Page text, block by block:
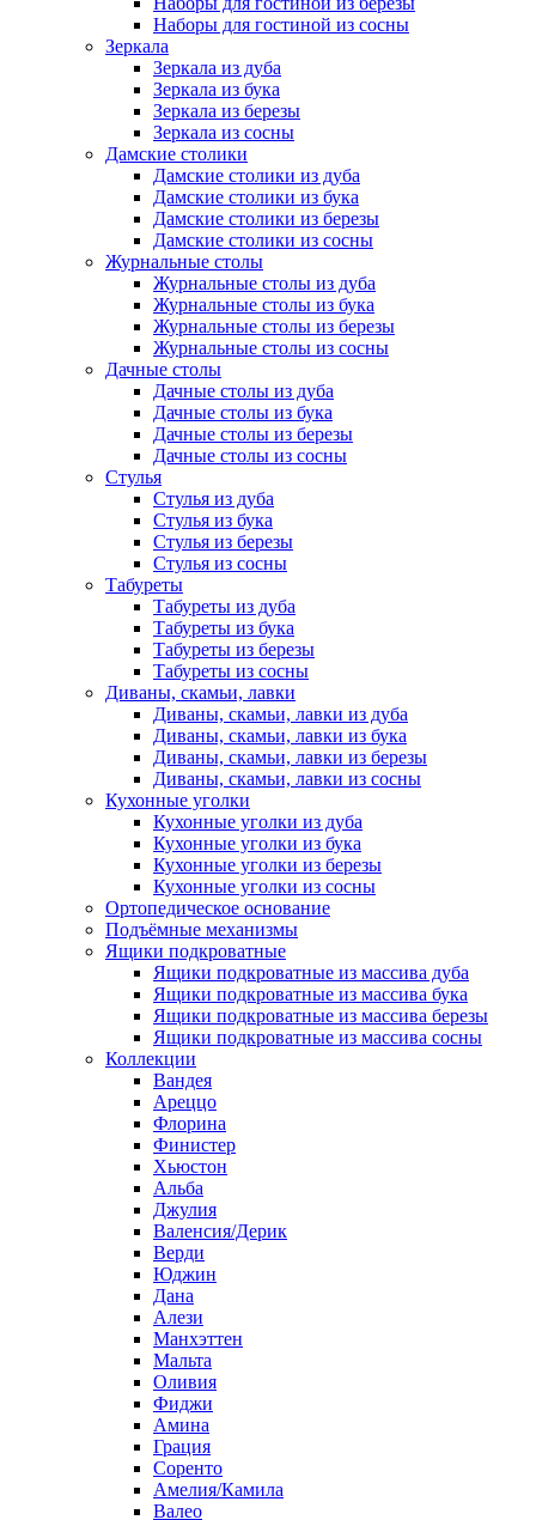
Наборы для гостиной из сосны
Зеркала
Зеркала из дуба
Зеркала из бука
Зеркала из березы
Зеркала из сосны
Дамские столики
Дамские столики из дуба
Дамские столики из бука
Дамские столики из березы
Дамские столики из сосны
Журнальные столы
Журнальные столы из дуба
Журнальные столы из бука
Журнальные столы из березы
Журнальные столы из сосны
Дачные столы
Дачные столы из дуба
Дачные столы из бука
Дачные столы из березы
Дачные столы из сосны
Стулья
Стулья из дуба
Стулья из бука
Стулья из березы
Стулья из сосны
Табуреты
Табуреты из дуба
Табуреты из бука
Табуреты из березы
Табуреты из сосны
Диваны, скамьи, лавки
Диваны, скамьи, лавки из дуба
Диваны, скамьи, лавки из бука
Диваны, скамьи, лавки из березы
Диваны, скамьи, лавки из сосны
Кухонные уголки
Кухонные уголки из дуба
Кухонные уголки из бука
Кухонные уголки из березы
Кухонные уголки из сосны
Ортопедическое основание
Подъёмные механизмы
Ящики подкроватные
Ящики подкроватные из массива дуба
Ящики подкроватные из массива бука
Ящики подкроватные из массива березы
Ящики подкроватные из массива сосны
Коллекции
Вандея
Ареццо
Флорина
Финистер
Хьюстон
Альба
Джулия
Валенсия/Дерик
Верди
Юджин
Дана
Алези
Манхэттен
Мальта
Оливия
Фиджи
Амина
Грация
Соренто
Амелия/Камила
Валео